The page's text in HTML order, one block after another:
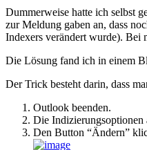
Dummerweise hatte ich selbst
zur Meldung gaben an, dass
Indexers verändert wurde). Bei
Die Lösung fand ich in einem
Der Trick besteht darin, dass
Outlook beenden.
Die Indizierungsoptionen
Den Button “Ändern”